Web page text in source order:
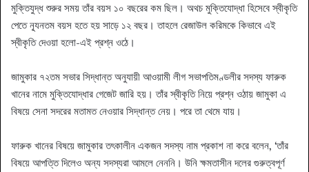
মুক্তিযুদ্ধ শুরুর সময় তাঁর বয়স ১০ বছরের কম ছিল। অথচ মুক্তিযোদ্ধা হিসেবে স্বীকৃতি
পেতে ন্যূনতম বয়স হতে হয় সাড়ে ১২ বছর। তাহলে রেজাউল করিমকে কিভাবে এই
স্বীকৃতি দেওয়া হলো-এই প্রশ্ন ওঠে।
জামুকার ৭২তম সভার সিদ্ধান্ত অনুযায়ী আওয়ামী লীগ সভাপতিমণ্ডলীর সদস্য ফারুক
খানের নামে মুক্তিযোদ্ধার গেজেট জারি হয়। তাঁর স্বীকৃতি নিয়ে প্রশ্ন ওঠায় জামুকা এ
বিষয়ে সেনা সদরের মতামত নেওয়ার সিদ্ধান্ত নেয়। পরে তা থেমে যায়।
ফারুক খানের বিষয়ে জামুকার তৎকালীন একজন সদস্য নাম প্রকাশ না করে বলেন, ‘তাঁর
বিষয়ে আপত্তি দিলেও অন্য সদস্যরা আমলে নেননি। উনি ক্ষমতাসীন দলের গুরুত্বপূর্ণ